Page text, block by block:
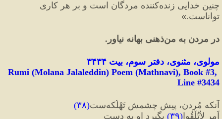
تواناست.»
در مردن به من‌ذهنی بهانه نیاور.
مولوی، مثنوی، دفتر سوم، بیت ۳۴۳۴
Rumi (Molana Jalaleddin) Poem (Mathnavi), Book #3,
Line #3434
آنکه مُردن، پیشِ چشمش تَهْلُکه‌ست (۳۸)
اَمرِ لاٰتُلْقُوا(۳۹) بگیرد او به دست